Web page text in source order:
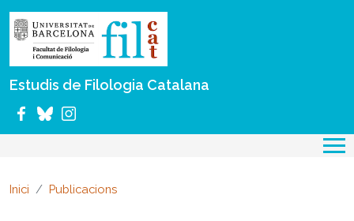
Estudis de Filologia Catalana
Inici Publicacions